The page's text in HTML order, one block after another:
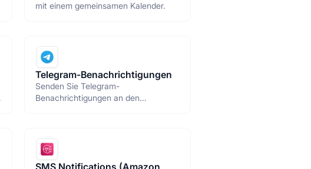
mit einem gemeinsamen Kalender.
Telegram-Benachrichtigungen
Senden Sie Telegram-
Benachrichtigungen an den